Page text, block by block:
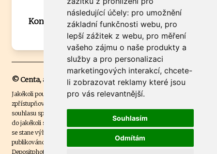
následující účely: pro umožnění
základní funkčnosti webu, pro
lepší zážitek z webu, pro měření
vašeho zájmu o naše produkty a
služby a pro personalizaci
marketingových interakcí, chcete-
li zobrazovat reklamy které jsou
pro vás relevantnější.
Souhlasím
Odmítám
spolupracovat?
Kontaktujte šéfredaktora Martina Chalupu:
chalupa@ctidoma.cz
© Centa, a.s.
Jakékoli použití obsahu včetně převzetí, šíření či dalšího užití a
zpřístupňování textových či obrazových materiálů bez písemného
souhlasu společnosti Centa,a.s. je zakázáno. Čtenář svým přihlášením
do jakékoli soutěže na našem webu dává souhlas s tím, že v případě, že
se stane výhercem této soutěže, může být jeho jméno na webu
publikováno. Centa, a.s. využívala licenci ČTK a využívá fotografie z
Depositphotos